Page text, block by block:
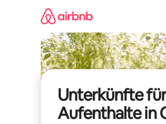
Unterkünfte
Aufenthalte in